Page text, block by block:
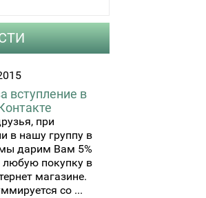
вступление в
при
в нашу группу в
дарим Вам 5%
любую покупку в
магазине.
со ...